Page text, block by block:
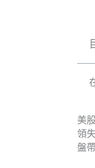
美
領
盤